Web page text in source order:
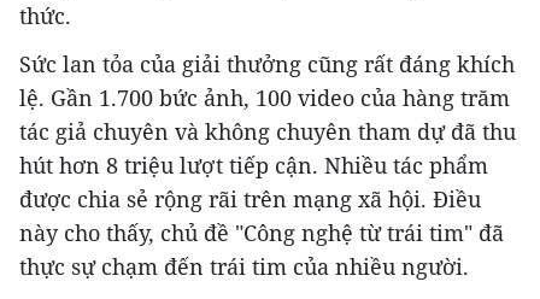
thức.
Sức lan tỏa của giải thưởng cũng rất đáng khích
lệ. Gần 1.700 bức ảnh, 100 video của hàng trăm
tác giả chuyên và không chuyên tham dự đã thu
hút hơn 8 triệu lượt tiếp cận. Nhiều tác phẩm
được chia sẻ rộng rãi trên mạng xã hội. Điều
này cho thấy, chủ đề "Công nghệ từ trái tim" đã
thực sự chạm đến trái tim của nhiều người.